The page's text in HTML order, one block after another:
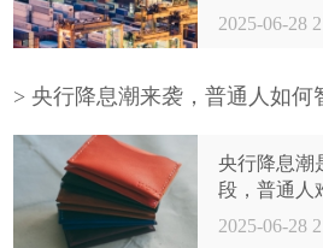
中小企业融
深度参与、
拥抱数字化
在供应链中
是获得供应
2025-06-28
> 央行降息潮来袭，普通人如何
央行降息潮
段，普通人
过智慧调整
2025-06-28